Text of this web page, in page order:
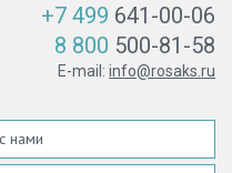
+7 499 641-00-06
8 800 500-81-58
E-mail: info@rosaks.ru
нами